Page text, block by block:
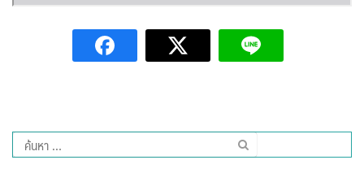
น่านปัว รีสอร์ท
นาเหล่า เก๊าสลี โฮมสเตย์
บ้านกังหัน @ ปัวคอทเทจ
ค้นหา
สำหรับ: